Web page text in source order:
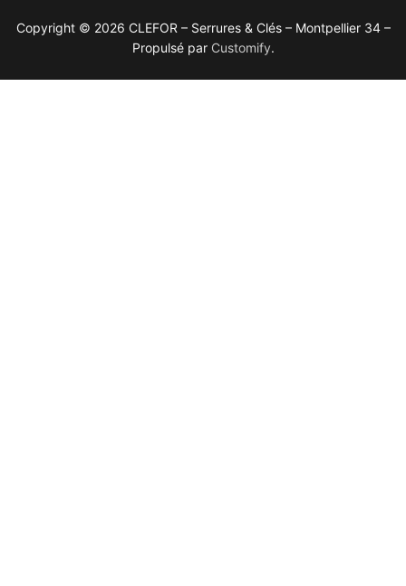
Copyright © 2026 CLEFOR – Serrures & Clés – Montpellier 34 –
Propulsé par Customify.